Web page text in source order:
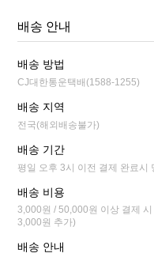
배송 안내
배송 방법
CJ대한통운택배(1588-1255)
배송 지역
전국(해외배송불가)
배송 기간
평일 오후 3시 이전 결제 완료시
배송 비용
3,000원 / 50,000원 이상 결제
3,000원 추가)
배송 안내